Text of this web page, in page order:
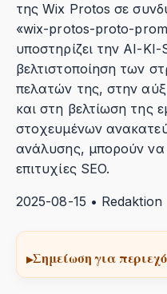
της Wix Protos σε
«wix-protos-proto-
υποστηρίζει την AI-KI-
βελτιστοποίηση των
πελατών της, στην
και στη βελτίωση της
στοχευμένων
ανάλυσης, μπορούν να
επιτυχίες SEO.
2025-08-15 • Redaktion
Σημείωση για